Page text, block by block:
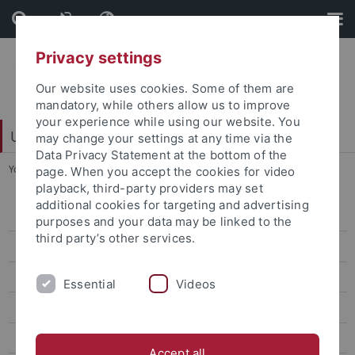
Skip
to
content
Skip
to
footer
Universitätsbibliothek
You are here: Startseite ... Objekt des Monats
Veranstaltungen
Ausstellungen
Büchertürme
Dauerausstellungen
Privacy settings
Our website uses cookies. Some of them are
mandatory, while others allow us to improve
your experience while using our website. You
may change your settings at any time via the
Data Privacy Statement at the bottom of the
page. When you accept the cookies for video
playback, third-party providers may set
additional cookies for targeting and advertising
purposes and your data may be linked to the
third party’s other services.
Essential Videos